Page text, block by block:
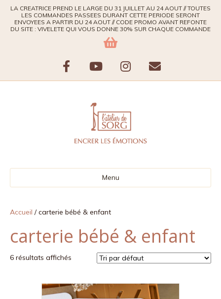
LA CREATRICE PREND LE LARGE DU 31 JUILLET AU 24 AOUT // TOUTES
LES COMMANDES PASSEES DURANT CETTE PERIODE SERONT
ENVOYEES A PARTIR DU 24 AOUT // CODE PROMO AVANT REFONTE
DU SITE : VIVELETE QUI VOUS DONNE 30% SUR CHAQUE COMMANDE
F
o
o
k
Y
u
t
b
e
I
s
t
g
a
m
E
Menu
Accueil / carterie bébé & enfant
carterie bébé & enfant
6 résultats affichés